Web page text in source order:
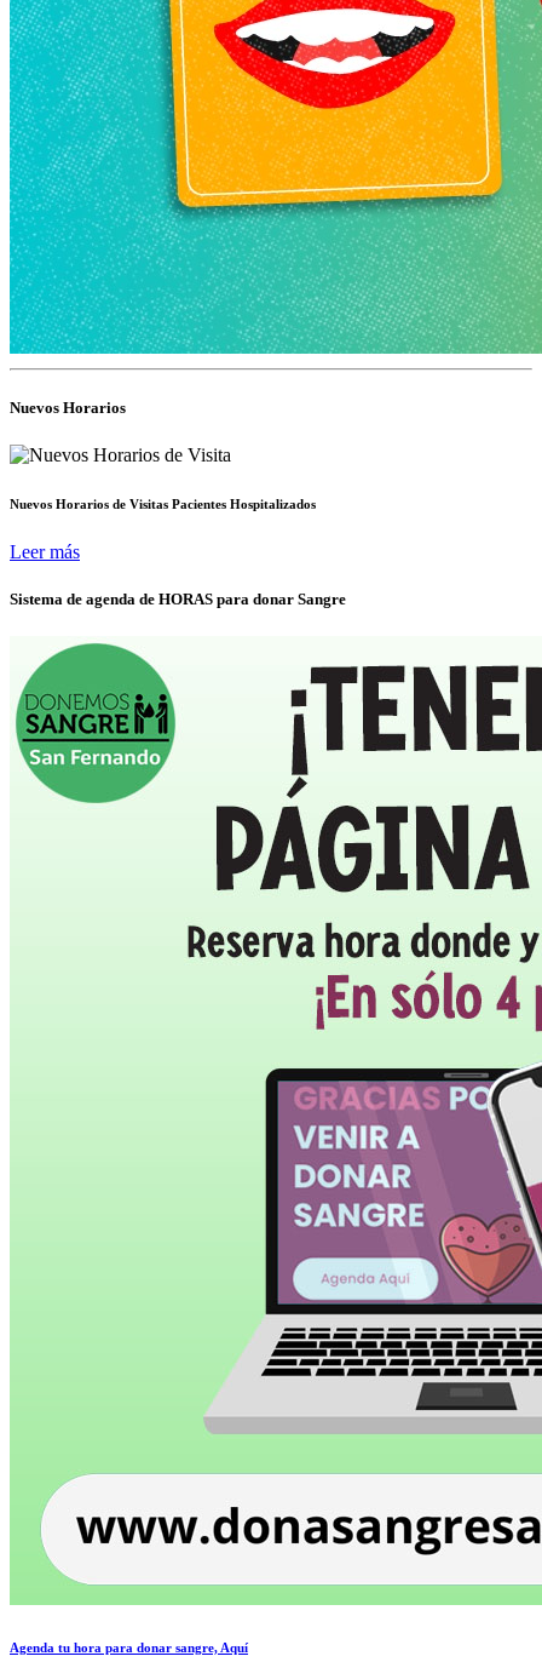
Nuevos Horarios
Nuevos Horarios de Visitas Pacientes Hospitalizados
Leer más
Sistema de agenda de HORAS para donar Sangre
Agenda tu hora para donar sangre, Aquí